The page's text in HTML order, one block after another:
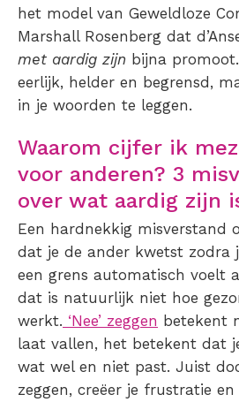
het model van Geweldloze
Marshall Rosenberg dat
met aardig zijn bijna
eerlijk, helder en begrensd,
in je woorden te leggen.
Waarom cijfer ik
voor anderen? 3
over wat aardig zijn
Een hardnekkig misverstand
dat je de ander kwetst zodra
een grens automatisch voelt
dat is natuurlijk niet hoe
werkt. ‘Nee’ zeggen betekent
laat vallen, het betekent dat
wat wel en niet past. Juist
zeggen, creëer je frustratie